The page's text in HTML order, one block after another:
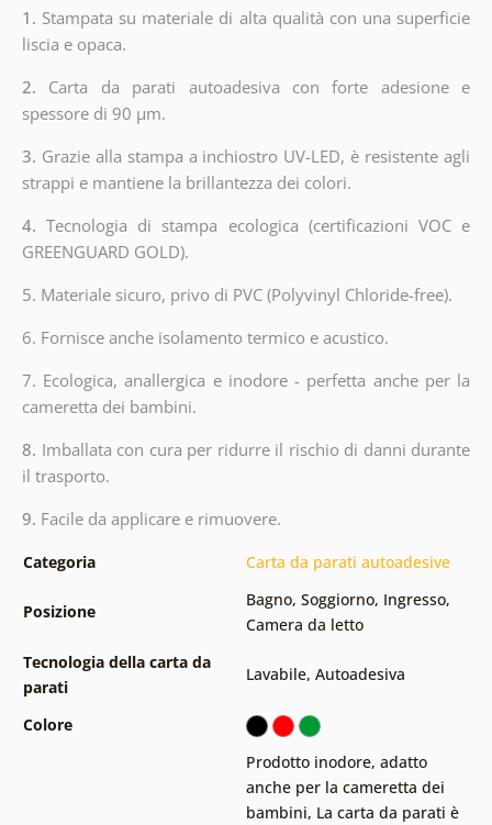
1. Stampata su materiale di alta qualità con una superficie
liscia e opaca.
2. Carta da parati autoadesiva con forte adesione e
spessore di 90 µm.
3. Grazie alla stampa a inchiostro UV-LED, è resistente agli
strappi e mantiene la brillantezza dei colori.
4.Tecnologia di stampa ecologica (certificazioni VOC e
GREENGUARD GOLD).
5. Materiale sicuro, privo di PVC (Polyvinyl Chloride-free).
6. Fornisce anche isolamento termico e acustico.
7. Ecologica, anallergica e inodore - perfetta anche per la
cameretta dei bambini.
8. Imballata con cura per ridurre il rischio di danni durante
il trasporto.
9. Facile da applicare e rimuovere.
Categoria Carta da parati autoadesive
Posizione
Bagno, Soggiorno, Ingresso,
Camera da letto
Tecnologia della carta da
parati
Lavabile, Autoadesiva
Colore
Prodotto inodore, adatto
anche per la cameretta dei
bambini, La carta da parati è